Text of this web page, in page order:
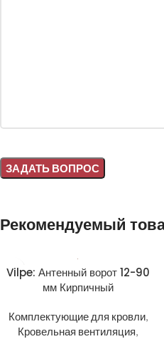
Рекомендуемый
Vilpe: Антенный ворот 12-90
мм Кирпичный
Комплектующие для кровли,
Кровельная вентиляция,